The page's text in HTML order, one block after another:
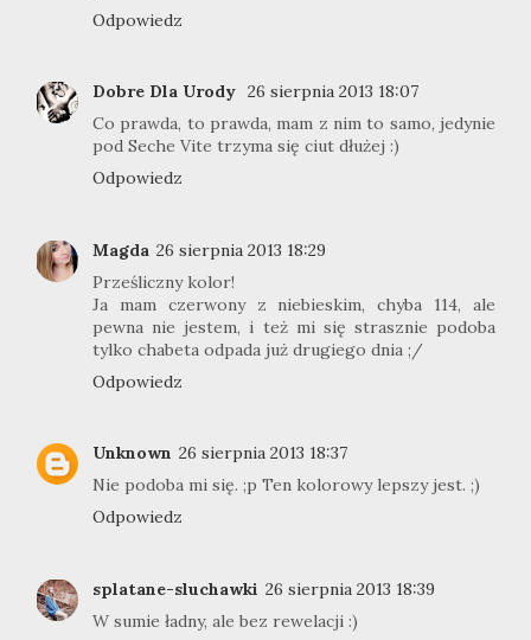
Odpowiedz
Dobre Dla Urody 26 sierpnia 2013 18:07
Co prawda, to prawda, mam z nim to samo, jedynie
pod Seche Vite trzyma się ciut dłużej :)
Odpowiedz
Magda 26 sierpnia 2013 18:29
Prześliczny kolor!
Ja mam czerwony z niebieskim, chyba 114, ale
pewna nie jestem, i też mi się strasznie podoba
tylko chabeta odpada już drugiego dnia ;/
Odpowiedz
Unknown 26 sierpnia 2013 18:37
Nie podoba mi się. ;p Ten kolorowy lepszy jest. ;)
Odpowiedz
splatane-sluchawki 26 sierpnia 2013 18:39
W sumie ładny, ale bez rewelacji :)